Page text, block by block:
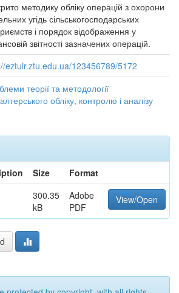
методику обліку операцій з охорони
угідь сільськогосподарських
і порядок відображення у
звітності зазначених операцій.
eztuir.ztu.edu.ua/123456789/5172
теорії та методології
обліку, контролю і аналізу
Size
Format
300.35
kB
Adobe
PDF
View/Open